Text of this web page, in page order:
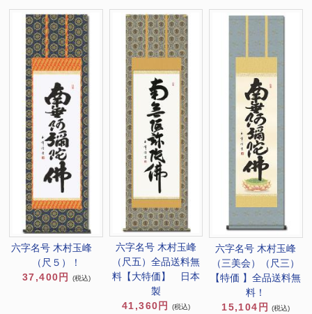
六字名号 木村玉峰
（尺５）！
37,400円
(税込)
六字名号 木村玉峰
（尺五）全品送料無
料【大特価】 日本
製
41,360円
(税込)
六字名号 木村玉峰
（三美会）（尺三）
【特価 】全品送料無
料！
15,104円
(税込)